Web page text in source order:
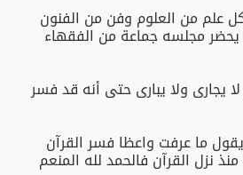
علم من العلوم وفن من الفنون
مجلسه جماعة من الفقهاء
يجارى ولا يبارى حتى أنه قد فسر
ما عرفت واعظا فسر القرآن
نزل القرآن فالحمد لله المنعم